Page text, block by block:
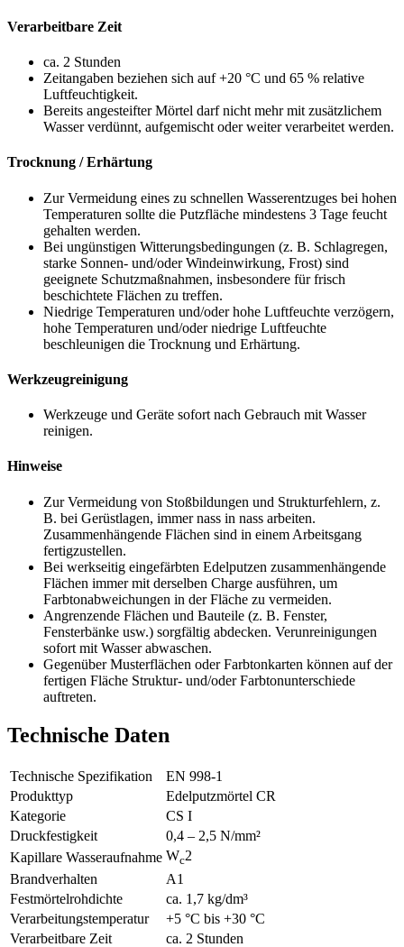
Verarbeitbare Zeit
ca. 2 Stunden
Zeitangaben beziehen sich auf +20 °C und 65 % relative
Luftfeuchtigkeit.
Bereits angesteifter Mörtel darf nicht mehr mit zusätzlichem
Wasser verdünnt, aufgemischt oder weiter verarbeitet werden.
Trocknung / Erhärtung
Zur Vermeidung eines zu schnellen Wasserentzuges bei hohen
Temperaturen sollte die Putzfläche mindestens 3 Tage feucht
gehalten werden.
Bei ungünstigen Witterungsbedingungen (z. B. Schlagregen,
starke Sonnen- und/oder Windeinwirkung, Frost) sind
geeignete Schutzmaßnahmen, insbesondere für frisch
beschichtete Flächen zu treffen.
Niedrige Temperaturen und/oder hohe Luftfeuchte verzögern,
hohe Temperaturen und/oder niedrige Luftfeuchte
beschleunigen die Trocknung und Erhärtung.
Werkzeugreinigung
Werkzeuge und Geräte sofort nach Gebrauch mit Wasser
reinigen.
Hinweise
Zur Vermeidung von Stoßbildungen und Strukturfehlern, z.
B. bei Gerüstlagen, immer nass in nass arbeiten.
Zusammenhängende Flächen sind in einem Arbeitsgang
fertigzustellen.
Bei werkseitig eingefärbten Edelputzen zusammenhängende
Flächen immer mit derselben Charge ausführen, um
Farbtonabweichungen in der Fläche zu vermeiden.
Angrenzende Flächen und Bauteile (z. B. Fenster,
Fensterbänke usw.) sorgfältig abdecken. Verunreinigungen
sofort mit Wasser abwaschen.
Gegenüber Musterflächen oder Farbtonkarten können auf der
fertigen Fläche Struktur- und/oder Farbtonunterschiede
auftreten.
Technische Daten
Technische Spezifikation
EN 998-1
Produkttyp
Edelputzmörtel CR
Kategorie
CS I
Druckfestigkeit
0,4 – 2,5 N/mm²
Kapillare Wasseraufnahme Wc2
Brandverhalten
A1
Festmörtelrohdichte
ca. 1,7 kg/dm³
Verarbeitungstemperatur
+5 °C bis +30 °C
Verarbeitbare Zeit
ca. 2 Stunden